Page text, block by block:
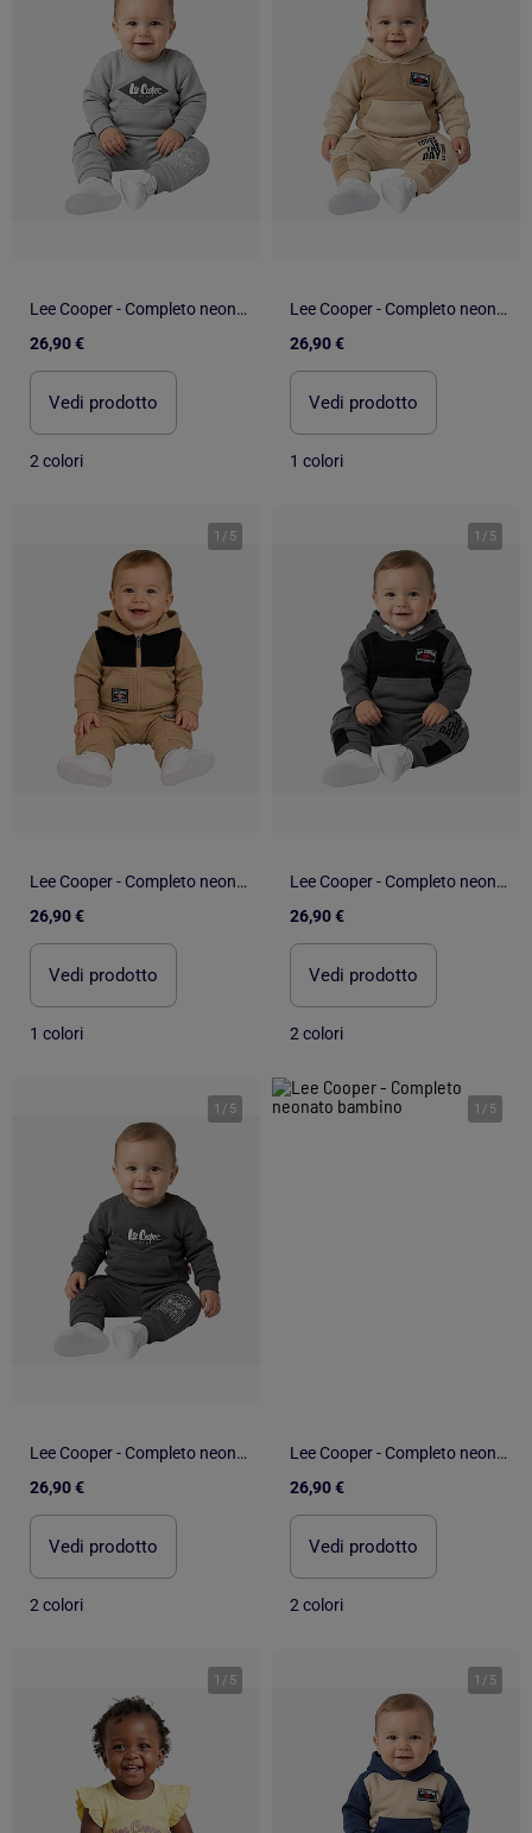
Lee Cooper - Completo neonato bambino
26,90 €
Vedi prodotto
2 colori
Lee Cooper - Completo neonato bambino
26,90 €
Vedi prodotto
1 colori
1 / 5
Lee Cooper - Completo neonato bambino
26,90 €
Vedi prodotto
1 colori
1 / 5
Lee Cooper - Completo neonato bambino
26,90 €
Vedi prodotto
2 colori
1 / 5
Lee Cooper - Completo neonato bambino
26,90 €
Vedi prodotto
2 colori
1 / 5
Lee Cooper - Completo neonato bambino
26,90 €
Vedi prodotto
2 colori
1 / 5 1 / 5